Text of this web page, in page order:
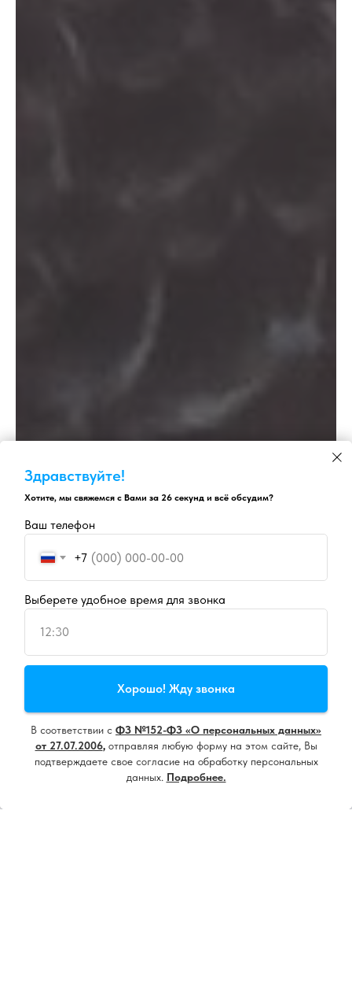
Здравствуйте!
Хотите, мы свяжемся с Вами за 26 секунд и всё обсудим?
Ваш телефон
+7
Выберете удобное время для звонка
12:30
Хорошо! Жду звонка
В соответствии с ФЗ №152-ФЗ «О персональных данных»
от 27.07.2006,отправляя любую форму на этом сайте, Вы
подтверждаете свое согласие на обработку персональных
данных. Подробнее.
Продолжая пользоваться сайтом, вы даете
Принять все
Настроить
Напишите нам, мы онлайн!